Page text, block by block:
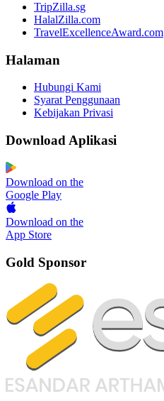
TripZilla.sg
HalalZilla.com
TravelExcellenceAward.com
Halaman
Hubungi Kami
Syarat Penggunaan
Kebijakan Privasi
Download Aplikasi
Download on the
Google Play
Download on the
App Store
Gold Sponsor